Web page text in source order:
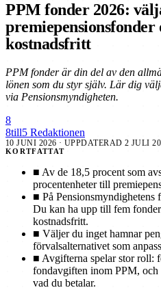
PPM fonder 2026:
premiepensionsfonder
kostnadsfritt
PPM fonder är din del av den
lönen som du styr själv. Lär dig
via Pensionsmyndigheten.
8
8till5 Redaktionen
10 JUNI 2026 · UPPDATERAD 2 JULI
KORTFATTAT
■ Av de 18,5 procent som
procentenheter till
■ På
Du kan ha upp till fem
kostnadsfritt.
■ Väljer du inget hamnar
förvalsalternativet som
■ Avgifterna spelar stor roll:
fondavgiften inom PPM,
vad du betalar.